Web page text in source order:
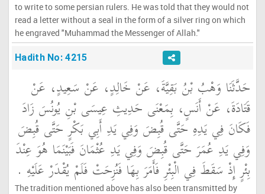
to write to some persian rulers. He was told that they would not
read a letter without a seal in the form of a silver ring on which
he engraved "Muhammad the Messenger of Allah."
Hadith No: 4215
حَدَّثَنَا وَهْبُ بْنُ بَقِيَّةَ، عَنْ خَالِدٍ، عَنْ سَعِيدٍ، عَنْ
قَتَادَةَ، عَنْ أَنَسٍ، بِمَعْنَى حَدِيثِ عِيسَى بْنِ يُونُسَ زَادَ
فَكَانَ فِي يَدِهِ حَتَّى قُبِضَ وَفِي يَدِ أَبِي بَكْرٍ حَتَّى قُبِضَ
وَفِي يَدِ عُمَرَ حَتَّى قُبِضَ وَفِي يَدِ عُثْمَانَ فَبَيْنَمَا هُوَ عِنْدَ
بِئْرٍ إِذْ سَقَطَ فِي الْبِئْرِ فَأَمَرَ بِهَا فَنُزِحَتْ فَلَمْ يُقْدَرْ عَلَيْهِ ‏.‏
The tradition mentioned above has also been transmitted by